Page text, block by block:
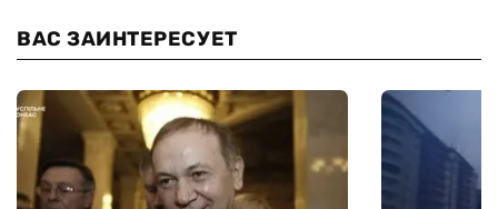
ВАС ЗАИНТЕРЕСУЕТ